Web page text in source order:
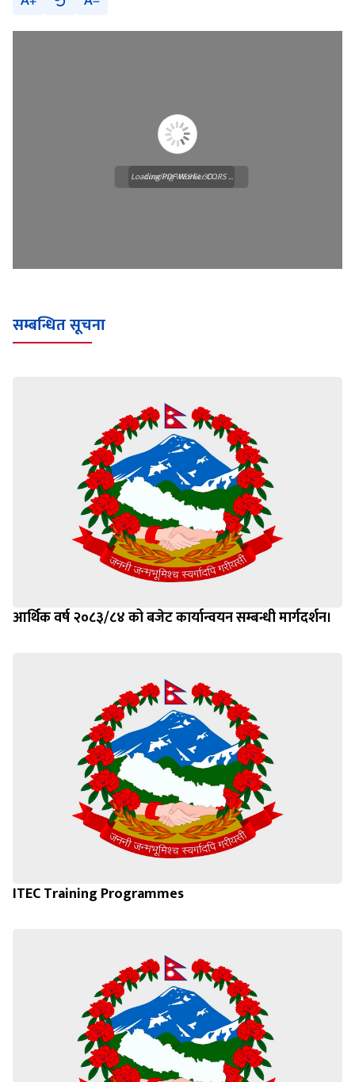
Loading WEBGL 3D ...
Loading PDF Worker CORS ...
सम्बन्धित सूचना
आर्थिक वर्ष २०८३/८४ को बजेट कार्यान्वयन सम्बन्धी मार्गदर्शन।
ITEC Training Programmes